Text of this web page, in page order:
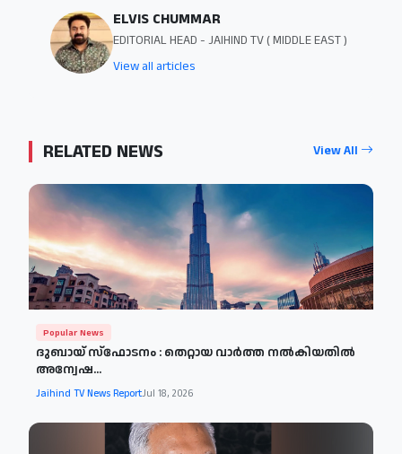
ELVIS CHUMMAR
EDITORIAL HEAD - JAIHIND TV ( MIDDLE EAST )
View all articles
RELATED NEWS View All
Popular News
ദുബായ് സ്‌ഫോടനം : തെറ്റായ വാര്‍ത്ത നല്‍കിയതില്‍
അന്വേഷ...
Jaihind TV News ReportJul 18, 2026